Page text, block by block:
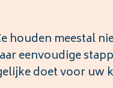
meestal
eenvoudige
doet voor uw